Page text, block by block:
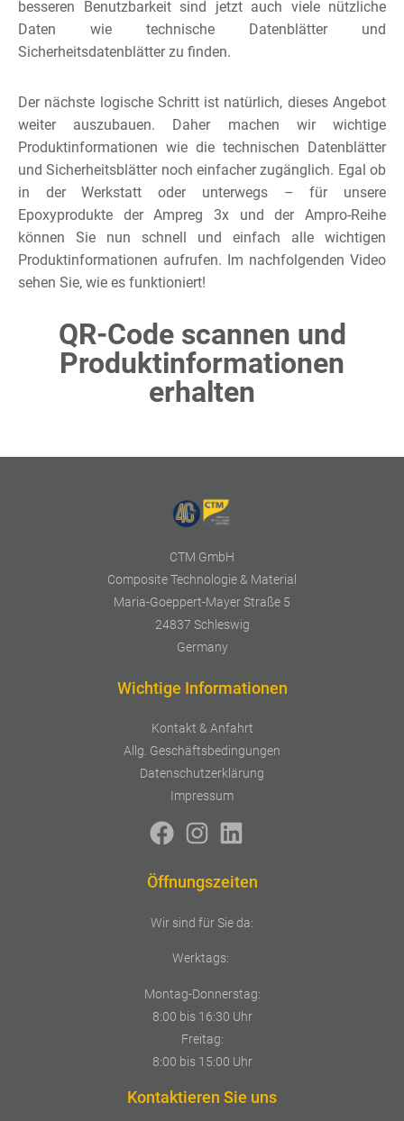
besseren Benutzbarkeit sind jetzt auch viele nützliche
Daten wie technische Datenblätter und
Sicherheitsdatenblätter zu finden.
Der nächste logische Schritt ist natürlich, dieses Angebot
weiter auszubauen. Daher machen wir wichtige
Produktinformationen wie die technischen Datenblätter
und Sicherheitsblätter noch einfacher zugänglich. Egal ob
in der Werkstatt oder unterwegs – für unsere
Epoxyprodukte derAmpreg 3x und derAmpro-Reihe
können Sie nun schnell und einfach alle wichtigen
Produktinformationen aufrufen. Im nachfolgenden Video
sehen Sie, wie es funktioniert!
QR-Code scannen und
Produktinformationen
erhalten
CTM GmbH
Composite Technologie & Material
Maria-Goeppert-Mayer Straße 5
24837 Schleswig
Germany
Wichtige Informationen
Kontakt & Anfahrt
Allg. Geschäftsbedingungen
Datenschutzerklärung
Impressum
Öffnungszeiten
Wir sind für Sie da:
Werktags:
Montag-Donnerstag:
8:00 bis 16:30 Uhr
Freitag:
8:00 bis 15:00 Uhr
Kontaktieren Sie uns